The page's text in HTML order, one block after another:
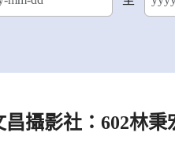
期
昌攝影社：602林秉